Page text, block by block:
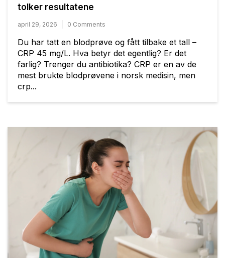
tolker resultatene
april 29, 2026 0 Comments
Du har tatt en blodprøve og fått tilbake et tall –
CRP 45 mg/L. Hva betyr det egentlig? Er det
farlig? Trenger du antibiotika? CRP er en av de
mest brukte blodprøvene i norsk medisin, men
crp...